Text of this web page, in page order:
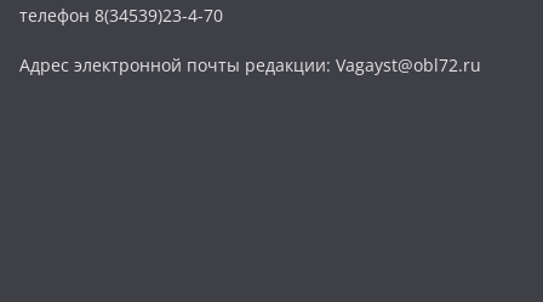
телефон 8(34539)23-4-70
Адрес электронной почты редакции: Vagayst@obl72.ru